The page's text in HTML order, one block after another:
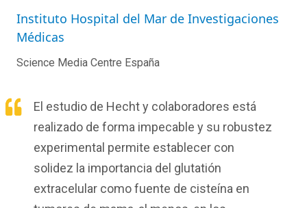
Instituto Hospital del Mar de Investigaciones
Médicas
Science Media Centre España
El estudio de Hechty colaboradores está
realizado de forma impecable y su robustez
experimental permite establecer con
solidez la importancia del glutatión
extracelular como fuente de cisteína en